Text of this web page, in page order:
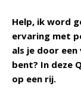
Help, ik word
ervaring met
als je door
bent? In deze
op een rij.